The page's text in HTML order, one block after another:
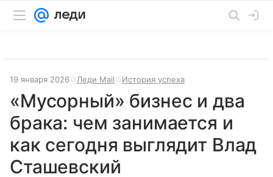
19 января 2026 Леди Mail История успеха
«Мусорный» бизнес и два
брака: чем занимается и
как сегодня выглядит Влад
Сташевский